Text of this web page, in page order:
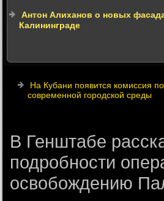
Антон Алиханов о новых
Калининграде
На Кубани появится комиссия
современной городской среды
В Генштабе
подробности
освобождению